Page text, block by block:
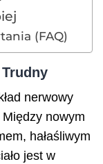
(FAQ)
nerwowy
nowym
hałaśliwym
jest w